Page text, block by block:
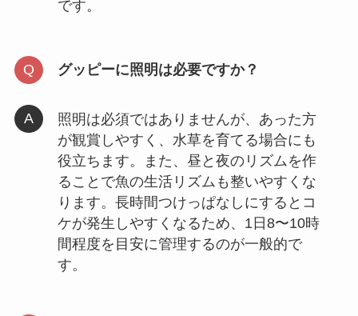
です。
グッピーに照明は必要ですか？
照明は必須ではありませんが、あった方
が観賞しやすく、水草を育てる場合にも
役立ちます。また、昼と夜のリズムを作
ることで魚の生活リズムも整いやすくな
ります。長時間つけっぱなしにするとコ
ケが発生しやすくなるため、1日8〜10時
間程度を目安に管理するのが一般的で
す。